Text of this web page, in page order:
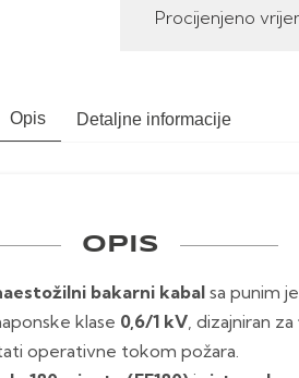
Procijenjeno
Opis Detaljne informacije
OPIS
bakarni kabalsa punim
klase 0,6/1 kV, dizajniran za
operativne tokom požara.